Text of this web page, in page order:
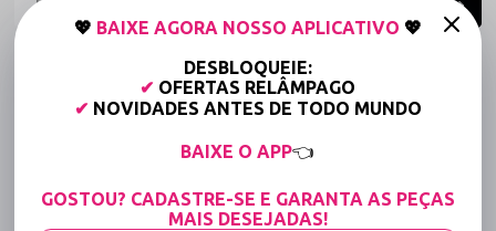
Frete grátis a partir de R$149,90 (Varejo)*
Até 6x Sem Juros (Varejo)
Tabela de medidas
💖 BAIXE AGORA NOSSO APLICATIVO 💖
DESBLOQUEIE:
✔ OFERTAS RELÂMPAGO
✔ NOVIDADES ANTES DE TODO MUNDO
BAIXE O APP👈
GOSTOU? CADASTRE-SE E GARANTA AS PEÇAS
MAIS DESEJADAS!